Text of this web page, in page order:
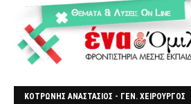
ΚΟΤΡΩΝΗΣ ΑΝΑΣΤΑΣΙΟΣ - ΓΕΝ. ΧΕΙΡΟΥΡΓΟΣ